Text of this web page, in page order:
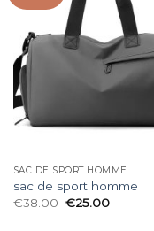
SAC DE SPORT HOMME
sac de sport homme
€38.00 €25.00